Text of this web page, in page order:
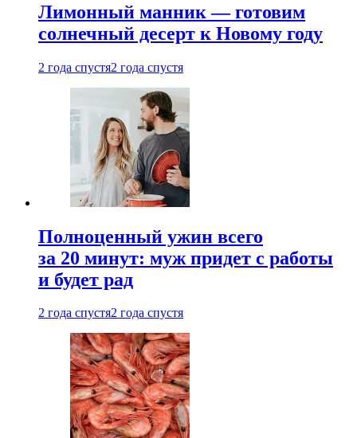
Лимонный манник — готовим
солнечный десерт к Новому году
2 года спустя2 года спустя
Полноценный ужин всего
за 20 минут: муж придет с работы
и будет рад
2 года спустя2 года спустя